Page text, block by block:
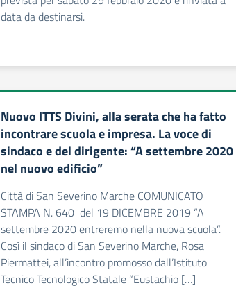
data da destinarsi.
Nuovo ITTS Divini, alla serata che ha fatto
incontrare scuola e impresa. La voce di
sindaco e del dirigente: “A settembre 2020
nel nuovo edificio”
Città di San Severino Marche COMUNICATO
STAMPA N. 640 del 19 DICEMBRE 2019 “A
settembre 2020 entreremo nella nuova scuola”.
Così il sindaco di San Severino Marche, Rosa
Piermattei, all’incontro promosso dall’Istituto
Tecnico Tecnologico Statale “Eustachio […]